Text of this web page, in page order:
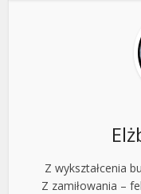
Z wykształcenia
Z zamiłowania –